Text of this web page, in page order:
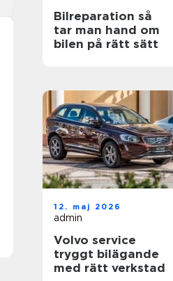
Bilreparation så
tar man hand om
bilen på rätt sätt
12. maj 2026
admin
Volvo service
tryggt bilägande
med rätt verkstad